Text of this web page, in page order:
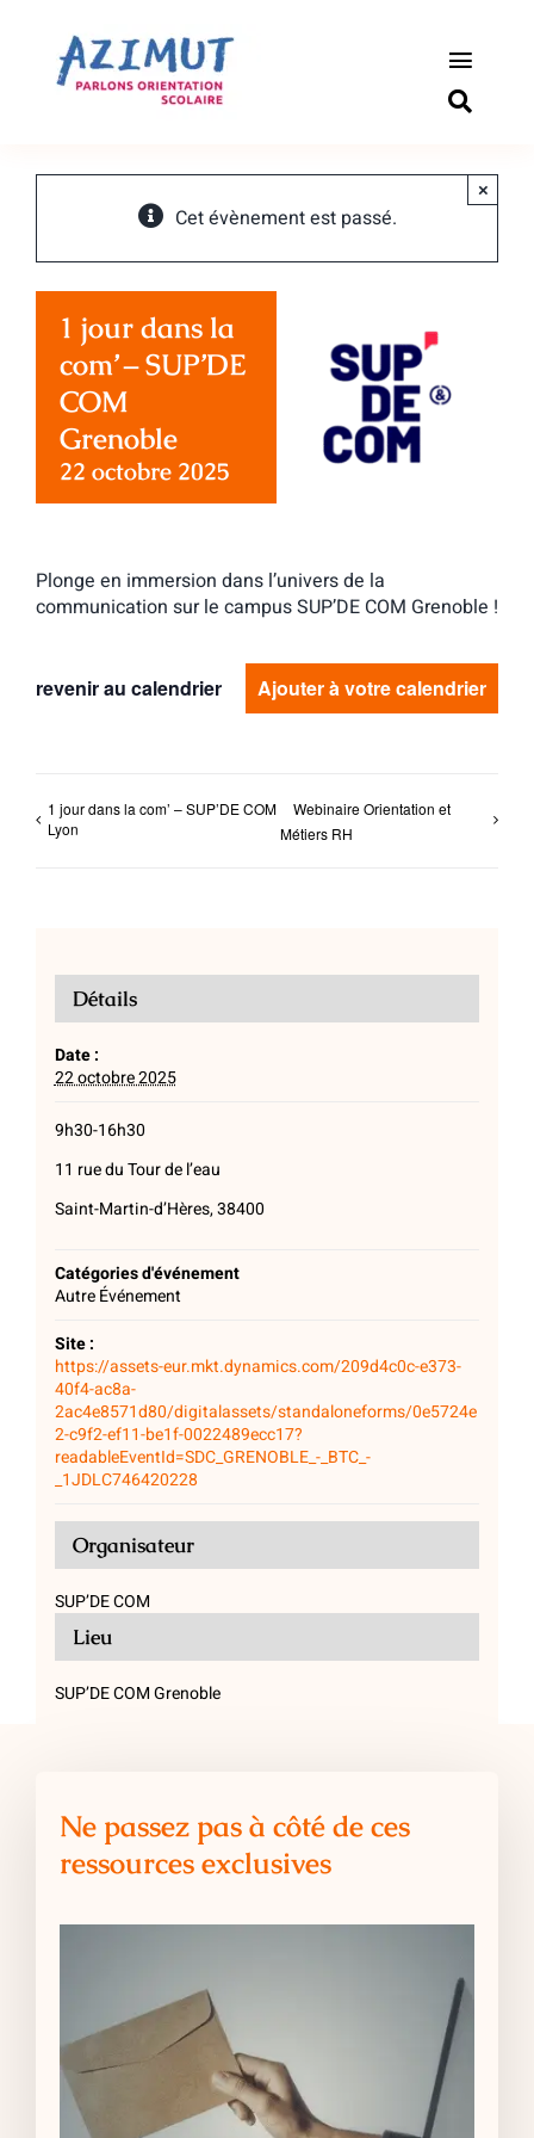
contenu
Toggle
Outils
Cet évènement est passé.
×
1 jour dans la
com’ – SUP’DE
COM
Grenoble
22 octobre 2025
Plonge en immersion dans l’univers de la
communication sur le campus SUP’DE COM Grenoble !
revenir au calendrier Ajouter à votre calendrier
1 jour dans la com’ – SUP’DE COM
Lyon
Webinaire Orientation et
Métiers RH
Détails
Date :
22 octobre 2025
9h30-16h30
11 rue du Tour de l’eau
Saint-Martin-d’Hères, 38400
Catégories d'événement
Autre Événement
Site :
https://assets-eur.mkt.dynamics.com/209d4c0c-e373-
40f4-ac8a-
2ac4e8571d80/digitalassets/standaloneforms/0e5724e
2-c9f2-ef11-be1f-0022489ecc17?
readableEventId=SDC_GRENOBLE_-_BTC_-
_1JDLC746420228
Lieu
SUP’DE COM Grenoble
Organisateur
SUP’DE COM
Ne passez pas à côté de ces
ressources exclusives